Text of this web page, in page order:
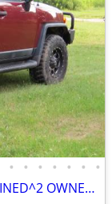
• • • • • • •
2008 TOYOTA FJ CRUISER^ 4x4^MAINTAINED^2 OWNERS^6 SPEED MANUAL TRANS